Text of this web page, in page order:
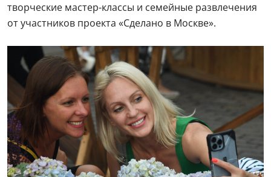
творческие мастер-классы и семейные развлечения
от участников проекта «Сделано в Москве».